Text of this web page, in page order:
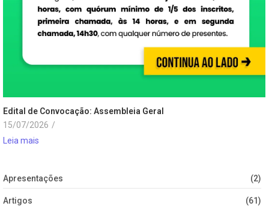
Edital de Convocação: Assembleia Geral
15/07/2026 /
Leia mais
Apresentações (2)
Artigos (61)